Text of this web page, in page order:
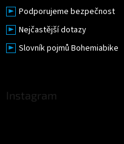
Podporujeme bezpečnost
Nejčastější dotazy
Slovník pojmů Bohemiabike
Instagram